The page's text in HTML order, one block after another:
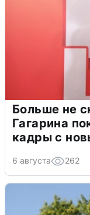
Больше не
Гагарина
кадры с
6 августа 262